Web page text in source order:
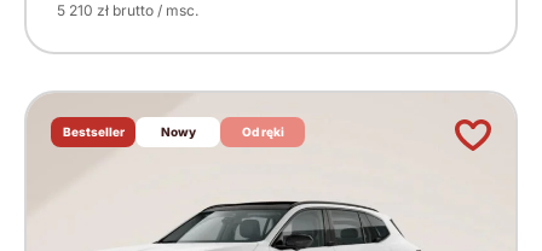
5 210 zł brutto / msc.
Bestseller Nowy Od ręki